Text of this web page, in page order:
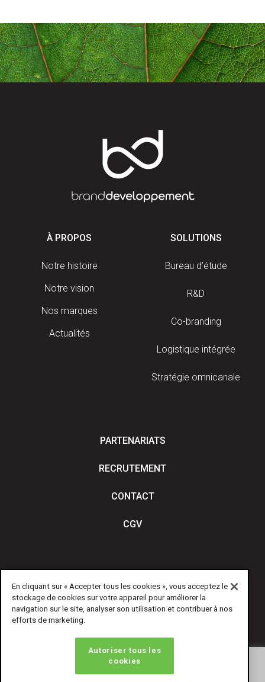
À PROPOS
Notre histoire
Notre vision
Nos marques
Actualités
SOLUTIONS
Bureau d’étude
R&D
Co-branding
Logistique intégrée
Stratégie omnicanale
PARTENARIATS
RECRUTEMENT
CONTACT
CGV
LinkedinYoutube
We use cookies on our website to give you the most
relevant experience by remembering your preferences and
En cliquant sur « Accepter tous les cookies », vous acceptez le
stockage de cookies sur votre appareil pour améliorer la
navigation sur le site, analyser son utilisation et contribuer à nos
efforts de marketing.
Autoriser tous les
cookies